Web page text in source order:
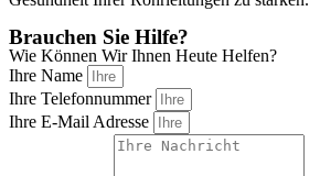
Brauchen Sie Hilfe?
Wie Können Wir Ihnen Heute Helfen?
Ihre Name
Ihre Telefonnummer
Ihre E-Mail Adresse